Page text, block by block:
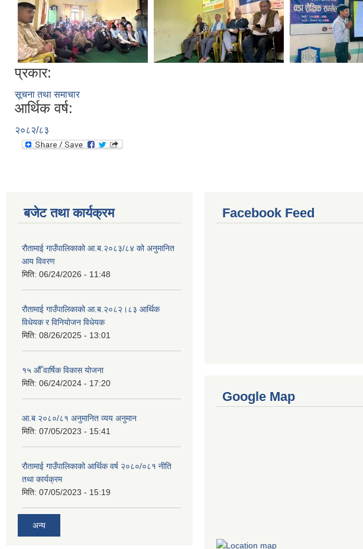
प्रकार:
सूचना तथा समाचार
आर्थिक वर्ष:
२०८२/८३
बजेट तथा कार्यक्रम
रौतामाई गाउँपालिकाको आ.ब.२०८३/८४ को अनुमानित
आय विवरण
मिति: 06/24/2026 - 11:48
रौतामाई गाउँपालिकाको आ.ब.२०८२।८३ आर्थिक
विधेयक र विनियोजन विधेयक
मिति: 08/26/2025 - 13:01
१५ औँ वार्षिक विकास योजना
मिति: 06/24/2024 - 17:20
आ.ब २०८०/८१ अनुमानित व्यय अनुमान
मिति: 07/05/2023 - 15:41
रौतामाई गाउँपालिकाको आर्थिक वर्ष २०८०/०८१ नीति
तथा कार्यक्रम
मिति: 07/05/2023 - 15:19
अन्य
Facebook Feed
Google Map